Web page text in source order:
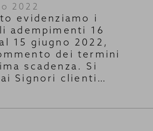
2022
evidenziamo i
adempimenti 16
15 giugno 2022,
dei termini
scadenza. Si
ai Signori clienti…